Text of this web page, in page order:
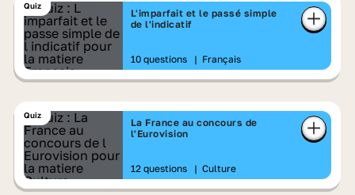
Quiz
L'imparfait et le passé simple
de l'indicatif
10 questions | Français
Quiz
La France au concours de
l'Eurovision
12 questions | Culture